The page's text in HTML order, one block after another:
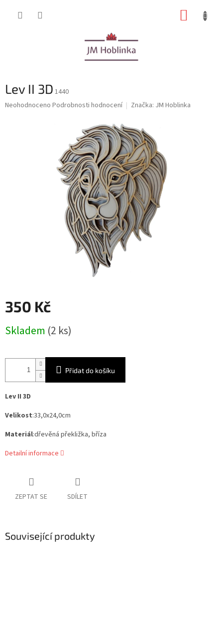
Lev II 3D 1440
Průměrné
Neohodnoceno Podrobnosti hodnocení Značka: JM Hoblinka
350 Kč
cena:
Skladem (2 ks)
Přidat do košíku
Lev II 3D
Velikost:33,0x24,0cm
Materiál:dřevěná překližka, bříza
Detailní informace
ZEPTAT SE SDÍLET
Související produkty